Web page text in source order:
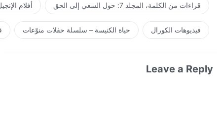
قراءات من الكلمة، المجلد 7: حول السعي إلى الحق أفلام
فيديوهات الكورال حياة الكنيسة – سلسلة حفلات منوّعات
Leave a Reply